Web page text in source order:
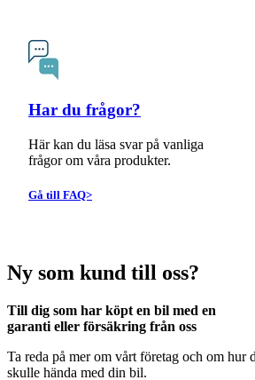
Har du frågor?
Här kan du läsa svar på vanliga
frågor om våra produkter.
Gå till FAQ>
Ny som kund till oss?
Till dig som har köpt en bil med en
garanti eller försäkring från oss
Ta reda på mer om vårt företag och om hur
skulle hända med din bil.